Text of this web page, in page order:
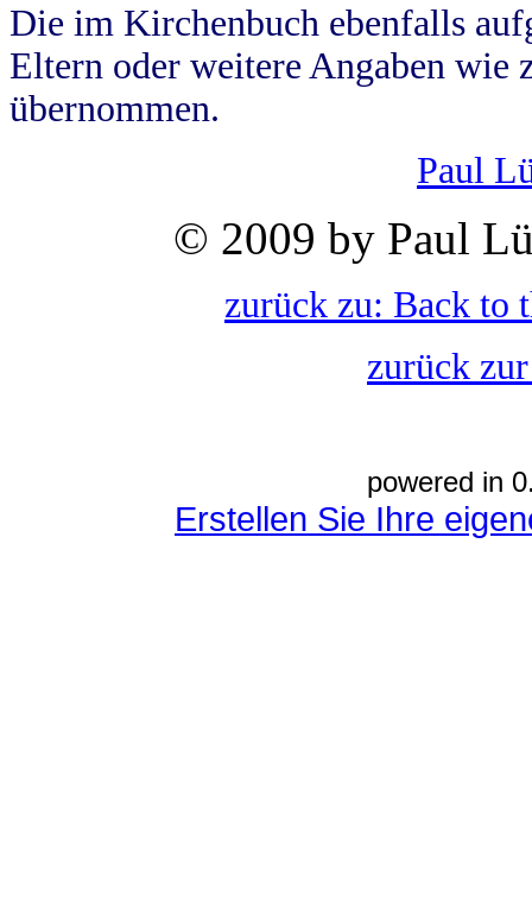
Die im Kirchenbuch ebenfalls
Eltern oder weitere Angaben wie
übernommen.
Paul
© 2009 by Paul
zurück zu: Back to
zurück
powered in
Erstellen Sie Ihre